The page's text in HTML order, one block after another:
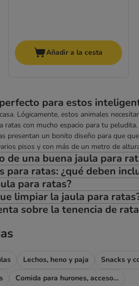
Añadir a la cesta
para estos
Lógicamente, estos animales
ratas con mucho espacio para tu
presentan un bonito diseño para que
pisos y con más de un metro de
de una buena jaula para
para ratas: ¿qué deben
para ratas?
limpiar la jaula para
sobre la tenencia de
Lechos, heno y paja Snacks y
Comida para hurones, accesorios para hurones